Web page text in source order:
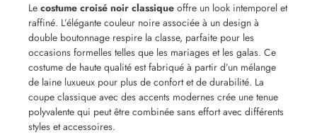
Le costume croisé noir classique offre un look intemporel et
raffiné. L’élégante couleur noire associée à un design à
double boutonnage respire la classe, parfaite pour les
occasions formelles telles que les mariages et les galas. Ce
costume de haute qualité est fabriqué à partir d’un mélange
de laine luxueux pour plus de confort et de durabilité. La
coupe classique avec des accents modernes crée une tenue
polyvalente qui peut être combinée sans effort avec différents
styles et accessoires.